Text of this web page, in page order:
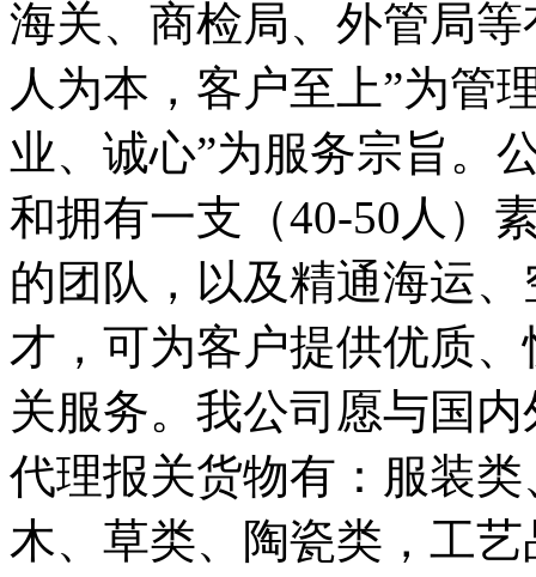
海关、商检局、外管局
人为本，客户至上”为管
业、诚心”为服务宗旨。
和拥有一支（40-50人）
的团队，以及精通海运
才，可为客户提供优质
关服务。我公司愿与国
代理报关货物有：服装
木、草类、陶瓷类，工